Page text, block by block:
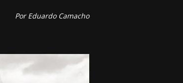
Por Eduardo Camacho